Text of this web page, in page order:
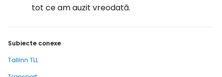
tot ce am auzit vreodată.
Subiecte conexe
Tallinn TLL